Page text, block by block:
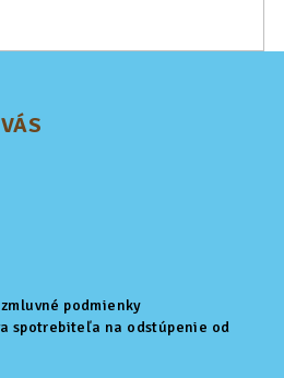
podmienky
spotrebiteľa na odstúpenie od